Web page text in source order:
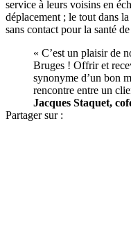
service à leurs voisins en
déplacement ; le tout dans
sans contact pour la santé
« C’est un plaisir de
Bruges ! Offrir et
synonyme d’un bon
rencontre entre un
Jacques Staquet,
Partager sur :